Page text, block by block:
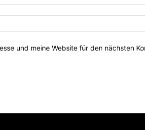
und meine Website für den nächsten